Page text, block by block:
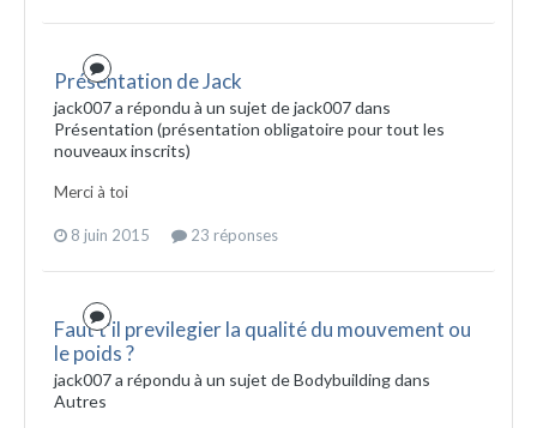
Présentation de Jack
jack007 a répondu à un sujet de jack007 dans
Présentation (présentation obligatoire pour tout les
nouveaux inscrits)
Merci à toi
8 juin 2015 23 réponses
Faut t'il previlegier la qualité du mouvement ou
le poids ?
jack007 a répondu à un sujet de Bodybuilding dans
Autres